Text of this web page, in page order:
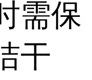
需保
干